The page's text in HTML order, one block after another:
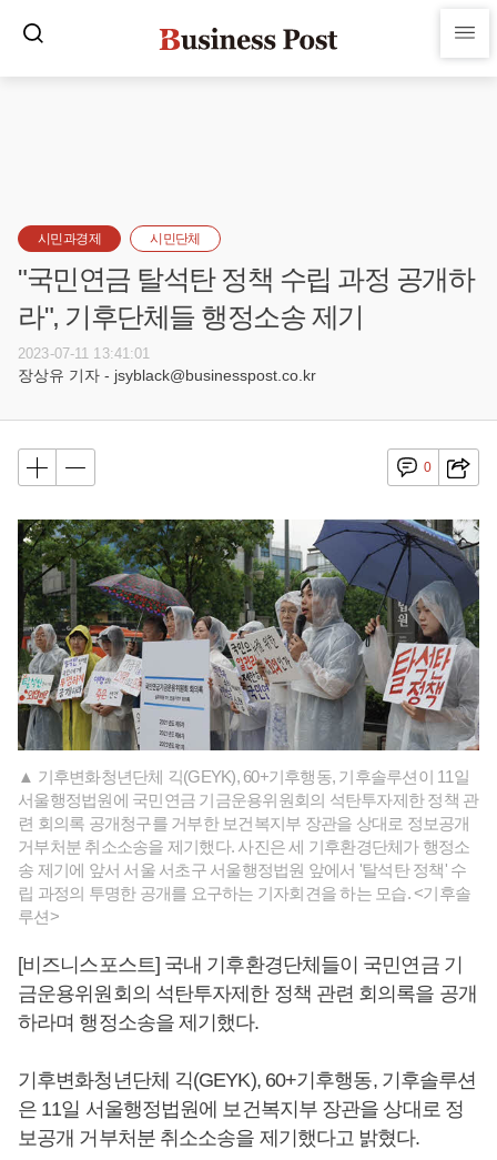
시민과경제 시민단체
"국민연금 탈석탄 정책 수립 과정 공개하
라", 기후단체들 행정소송 제기
2023-07-11 13:41:01
장상유 기자 - jsyblack@businesspost.co.kr
0
▲ 기후변화청년단체 긱(GEYK), 60+기후행동, 기후솔루션이 11일
서울행정법원에 국민연금 기금운용위원회의 석탄투자제한 정책 관
련 회의록 공개청구를 거부한 보건복지부 장관을 상대로 정보공개
거부처분 취소소송을 제기했다. 사진은 세 기후환경단체가 행정소
송 제기에 앞서 서울 서초구 서울행정법원 앞에서 '탈석탄 정책' 수
립 과정의 투명한 공개를 요구하는 기자회견을 하는 모습. <기후솔
루션>
[비즈니스포스트] 국내 기후환경단체들이 국민연금 기
금운용위원회의 석탄투자제한 정책 관련 회의록을 공개
하라며 행정소송을 제기했다.
기후변화청년단체 긱(GEYK), 60+기후행동, 기후솔루션
은 11일 서울행정법원에 보건복지부 장관을 상대로 정
보공개 거부처분 취소소송을 제기했다고 밝혔다.